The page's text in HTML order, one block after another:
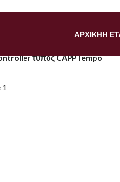
ΑΡΧΙΚΉΗ
τύπος CAPPTempo